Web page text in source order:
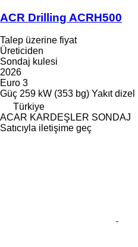
ACR Drilling ACRH500
Talep üzerine fiyat
Üreticiden
Sondaj kulesi
2026
Euro 3
Güç 259 kW (353 bg) Yakıt dizel
Türkiye
ACAR KARDEŞLER SONDAJ
Satıcıyla iletişime geç